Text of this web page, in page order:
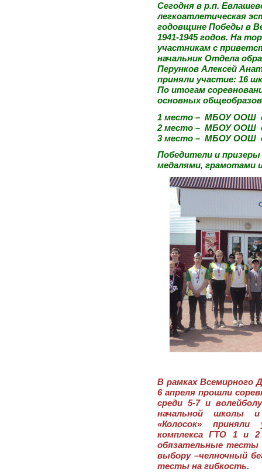
Сегодня в р.п.
легкоатлетическая
годовщине Победы в
1941-1945 годов. На
участникам с
начальник Отдела
Перунков Алексей
приняли участие: 16
По итогам
основных
1 место – МБОУ ООШ
2 место – МБОУ ООШ
3 место – МБОУ ООШ
Победители и
медалями, грамотами
В рамках Всемирного
6 апреля прошли
среди 5-7 и
начальной школы и
«Колосок»
комплекса ГТО 1 и
обязательные тесты
выбору –челночный
тесты на гибкость.